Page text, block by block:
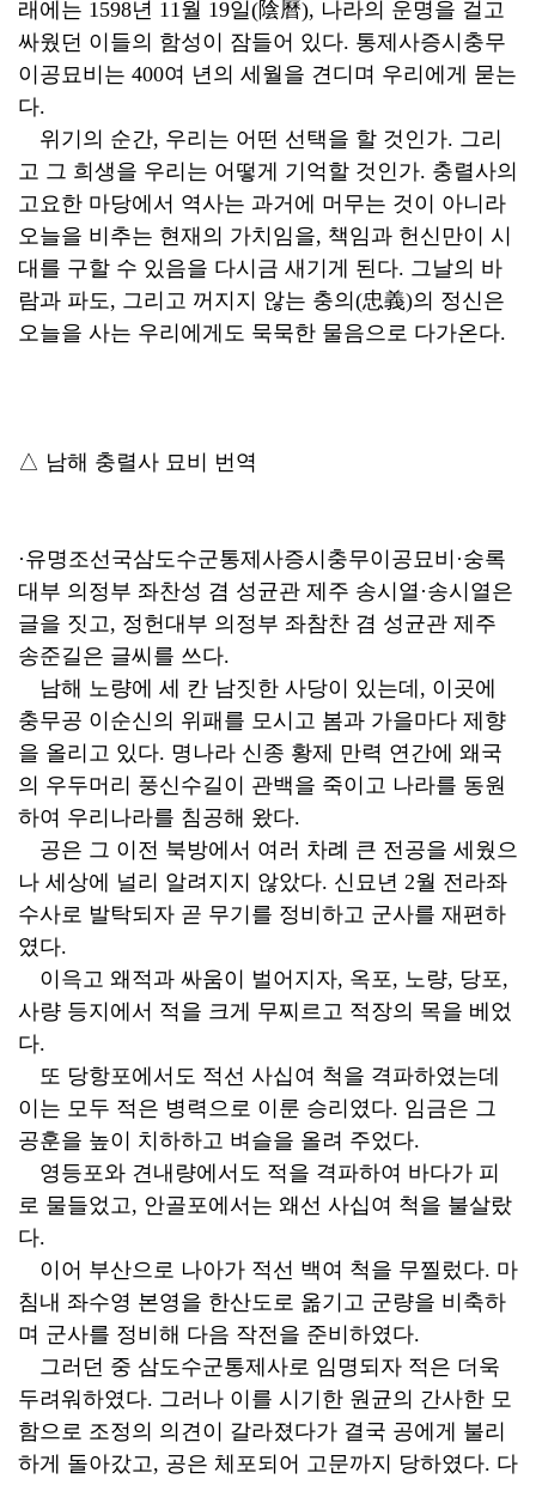
래에는 1598년 11월 19일(陰曆), 나라의 운명을 걸고
싸웠던 이들의 함성이 잠들어 있다. 통제사증시충무
이공묘비는 400여 년의 세월을 견디며 우리에게 묻는
다.
위기의 순간, 우리는 어떤 선택을 할 것인가. 그리
고 그 희생을 우리는 어떻게 기억할 것인가. 충렬사의
고요한 마당에서 역사는 과거에 머무는 것이 아니라
오늘을 비추는 현재의 가치임을, 책임과 헌신만이 시
대를 구할 수 있음을 다시금 새기게 된다. 그날의 바
람과 파도, 그리고 꺼지지 않는 충의(忠義)의 정신은
오늘을 사는 우리에게도 묵묵한 물음으로 다가온다.
△ 남해 충렬사 묘비 번역
·유명조선국삼도수군통제사증시충무이공묘비·숭록
대부 의정부 좌찬성 겸 성균관 제주 송시열·송시열은
글을 짓고, 정헌대부 의정부 좌참찬 겸 성균관 제주
송준길은 글씨를 쓰다.
남해 노량에 세 칸 남짓한 사당이 있는데, 이곳에
충무공 이순신의 위패를 모시고 봄과 가을마다 제향
을 올리고 있다. 명나라 신종 황제 만력 연간에 왜국
의 우두머리 풍신수길이 관백을 죽이고 나라를 동원
하여 우리나라를 침공해 왔다.
공은 그 이전 북방에서 여러 차례 큰 전공을 세웠으
나 세상에 널리 알려지지 않았다. 신묘년 2월 전라좌
수사로 발탁되자 곧 무기를 정비하고 군사를 재편하
였다.
이윽고 왜적과 싸움이 벌어지자, 옥포, 노량, 당포,
사량 등지에서 적을 크게 무찌르고 적장의 목을 베었
다.
또 당항포에서도 적선 사십여 척을 격파하였는데
이는 모두 적은 병력으로 이룬 승리였다. 임금은 그
공훈을 높이 치하하고 벼슬을 올려 주었다.
영등포와 견내량에서도 적을 격파하여 바다가 피
로 물들었고, 안골포에서는 왜선 사십여 척을 불살랐
다.
이어 부산으로 나아가 적선 백여 척을 무찔렀다. 마
침내 좌수영 본영을 한산도로 옮기고 군량을 비축하
며 군사를 정비해 다음 작전을 준비하였다.
그러던 중 삼도수군통제사로 임명되자 적은 더욱
두려워하였다. 그러나 이를 시기한 원균의 간사한 모
함으로 조정의 의견이 갈라졌다가 결국 공에게 불리
하게 돌아갔고, 공은 체포되어 고문까지 당하였다. 다